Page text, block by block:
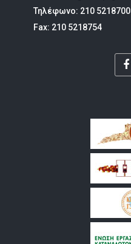
Τηλέφωνο: 210 5218700
Fax: 210 5218754